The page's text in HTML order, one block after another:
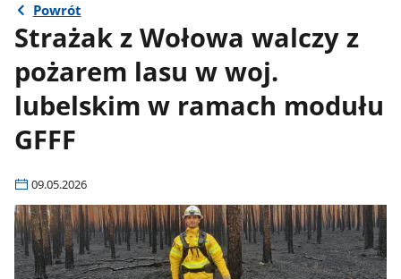
Powrót
Strażak z Wołowa walczy z
pożarem lasu w woj.
lubelskim w ramach modułu
GFFF
09.05.2026